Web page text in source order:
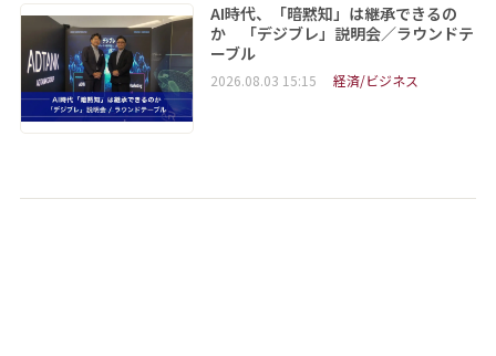
AI時代、「暗黙知」は継承できるの
か 「デジブレ」説明会／ラウンドテ
ーブル
2026.08.03 15:15 経済/ビジネス